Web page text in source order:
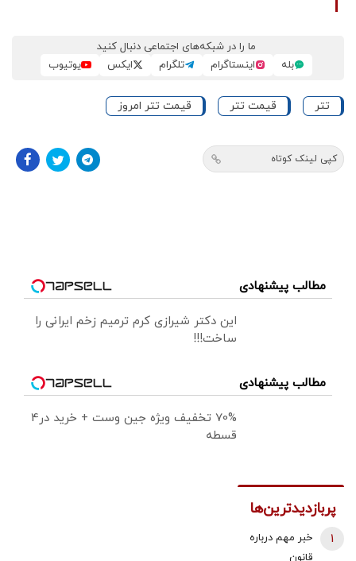
ما را در شبکه‌های اجتماعی دنبال کنید
بله
اینستاگرام تلگرام ایکس یوتیوب
تتر قیمت تتر قیمت تتر امروز
کپی لینک کوتاه
مطالب پیشنهادی
این دکتر شیرازی کرم ترمیم زخم ایرانی را
ساخت!!!
مطالب پیشنهادی
70% تخفیف ویژه جین وست + خرید در4
قسطه
پربازدیدترین‌ها
خبر مهم درباره
قانون
1